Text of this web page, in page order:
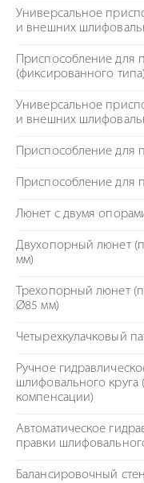
Универсальное
и внешних
Приспособление для
(фиксированного типа)
Универсальное
и внешних
Приспособление для
Приспособление для
Люнет с двумя
Двухопорный люнет
мм)
Трехопорный люнет
Ø85 мм)
Четырехкулачковый
Ручное
шлифовального круга
компенсации)
Автоматическое
правки
Балансировочный